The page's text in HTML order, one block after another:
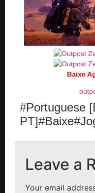
Baixe
#Portuguese
Leave a
Your email